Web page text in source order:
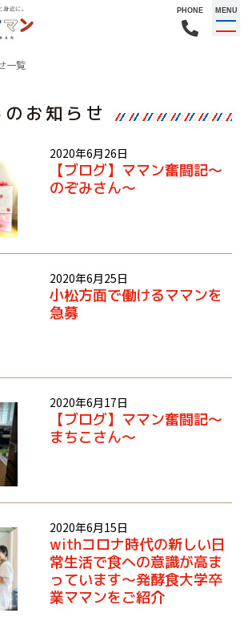
MENU
PHONE
一覧
お知らせ
2020年6月26日
【ブログ】ママン奮闘記～
のぞみさん～
2020年6月25日
小松方面で働けるママンを
急募
2020年6月17日
【ブログ】ママン奮闘記～
まちこさん～
2020年6月15日
withコロナ時代の新しい日
常生活で食への意識が高ま
っています～発酵食大学卒
業ママンをご紹介